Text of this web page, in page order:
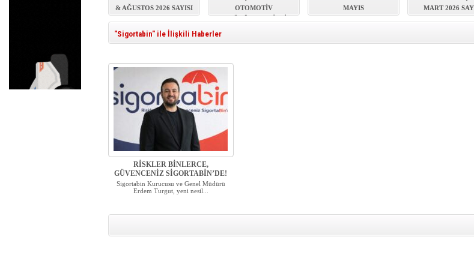
& AĞUSTOS 2026 SAYISI
OTOMOTİV
MAYIS
MART 2026
"Sigortabin" ile İlişkili Haberler
RİSKLER BİNLERCE,
GÜVENCENİZ SİGORTABİN’DE!
Sigortabin Kurucusu ve Genel Müdürü
Erdem Turgut, yeni nesil...